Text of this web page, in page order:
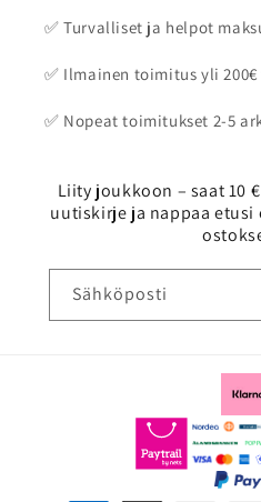
✅ Turvalliset ja helpot
✅ Ilmainen toimitus yli
✅ Nopeat toimitukset 2-5
Liity joukkoon – saat 10
uutiskirje ja nappaa etusi
Sähköposti